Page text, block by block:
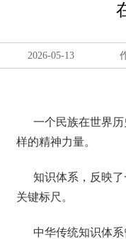
2026-05-13
一个民族在世界历
样的精神力量。
知识体系，反映
关键标尺。
中华传统知识体